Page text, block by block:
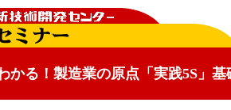
かる！製造業の原点「実践5S」基